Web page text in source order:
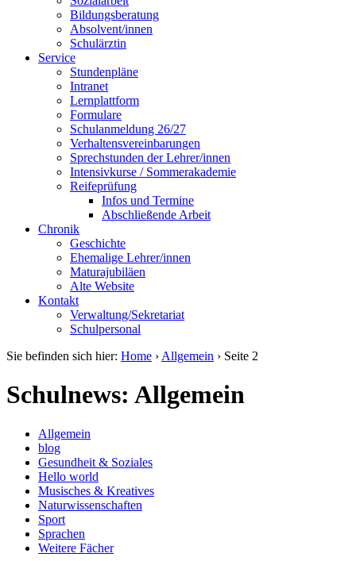
Bildungsberatung
Absolvent/innen
Schulärztin
Service
Stundenpläne
Intranet
Lernplattform
Formulare
Schulanmeldung 26/27
Verhaltensvereinbarungen
Sprechstunden der Lehrer/innen
Intensivkurse / Sommerakademie
Reifeprüfung
Infos und Termine
Abschließende Arbeit
Chronik
Geschichte
Ehemalige Lehrer/innen
Maturajubiläen
Alte Website
Kontakt
Verwaltung/Sekretariat
Schulpersonal
Sie befinden sich hier: Home › Allgemein › Seite 2
Schulnews: Allgemein
Allgemein
blog
Gesundheit & Soziales
Hello world
Musisches & Kreatives
Naturwissenschaften
Sport
Sprachen
Weitere Fächer